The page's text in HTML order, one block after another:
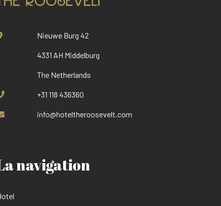
Nieuwe Burg 42
4331 AH Middelburg
The Netherlands
+31 118 436360
info@hoteltheroosevelt.com
navigation